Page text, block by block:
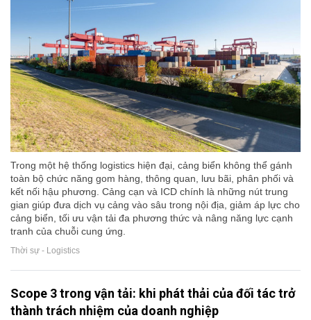
Trong một hệ thống logistics hiện đại, cảng biển không thể gánh
toàn bộ chức năng gom hàng, thông quan, lưu bãi, phân phối và
kết nối hậu phương. Cảng cạn và ICD chính là những nút trung
gian giúp đưa dịch vụ cảng vào sâu trong nội địa, giảm áp lực cho
cảng biển, tối ưu vận tải đa phương thức và nâng năng lực cạnh
tranh của chuỗi cung ứng.
Thời sự - Logistics
Scope 3 trong vận tải: khi phát thải của đối tác trở
thành trách nhiệm của doanh nghiệp